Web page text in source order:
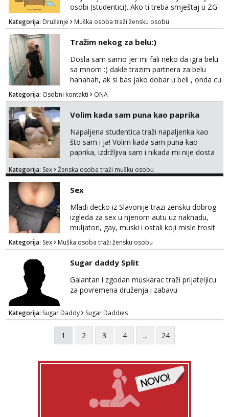
paro...
osobi (studentici). Ako ti treba smještaj u ZG-
u, a ne želiš plaćati sobu i tako malo uštedjeti,
javi se na mail.
Kategorija: Druženje Muška osoba traži žensku osobu
Tražim nekog za belu:)
Dosla sam samo jer mi fali neko da igra belu
sa mnom :) dakle trazim partnera za belu
hahahah, ak si bas jako dobar u beli , onda cu
razmislit za dalje Klikni na link ispod i nadji me
tamo, cekam te!
Kategorija: Osobni kontakti ONA
Volim kada sam puna kao paprika
Napaljena studentica traži napaljenka kao
što sam i ja! Volim kada sam puna kao
paprika, izdržljiva sam i nikada mi nije dosta
bilo kad i bilo gdje zato se javi što prije da
tamo, cekam te!
Kategorija: Sex Ženska osoba traži mušku osobu
Sex
Mladi decko iz Slavonije trazi zensku dobrog
izgleda za sex u njenom autu uz naknadu,
muljatori, gay, muski i ostali koji misle trosit
vrijeme na pisanje mogu zaobic oglas, ako si
slavonije i zainteresirana da te punim negdje
u mraku u tvom autu javi se na whatsapp
porukom 098 199 1895.
Kategorija: Sex Muška osoba traži žensku osobu
Sugar daddy Split
Galantan i zgodan muskarac traži prijateljicu
za povremena druženja i zabavu
Kategorija: Sugar Daddy Sugar Daddies
1 2 3 4 ... 24